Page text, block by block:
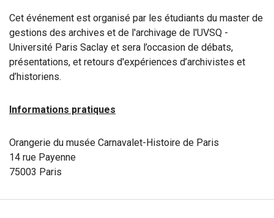
Cet événement est organisé par les étudiants du master de
gestions des archives et de l'archivage de l'UVSQ -
Université Paris Saclay et sera l’occasion de débats,
présentations, et retours d'expériences d’archivistes et
d’historiens.
Informations pratiques
Orangerie du musée Carnavalet-Histoire de Paris
14 rue Payenne
75003 Paris